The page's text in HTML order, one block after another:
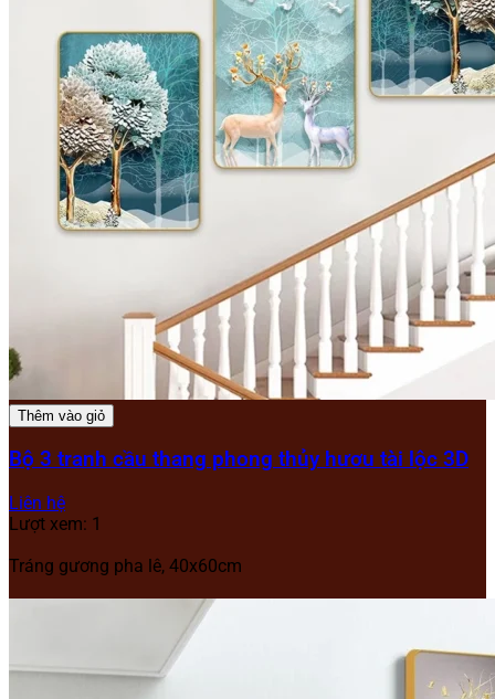
Thêm vào giỏ
Bộ 3 tranh cầu thang phong thủy hươu tài lộc 3D
Liên hệ
Lượt xem: 1
Tráng gương pha lê, 40x60cm